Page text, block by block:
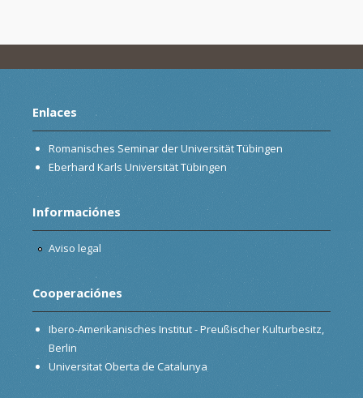
Enlaces
Romanisches Seminar der Universität Tübingen
Eberhard Karls Universität Tübingen
Informaciónes
Aviso legal
Cooperaciónes
Ibero-Amerikanisches Institut - Preußischer Kulturbesitz,
Berlin
Universitat Oberta de Catalunya